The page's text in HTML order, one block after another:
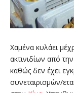
Χαμένα κυλάει
ακτινιδίων από
καθώς δεν έχει
συνεταιρισμών/